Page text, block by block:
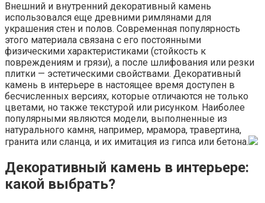
Внешний и внутренний декоративный камень
использовался еще древними римлянами для
украшения стен и полов. Современная популярность
этого материала связана с его постоянными
физическими характеристиками (стойкость к
повреждениям и грязи), а после шлифования или резки
плитки — эстетическими свойствами. Декоративный
камень в интерьере в настоящее время доступен в
бесчисленных версиях, которые отличаются не только
цветами, но также текстурой или рисунком. Наиболее
популярными являются модели, выполненные из
натурального камня, например, мрамора, травертина,
гранита или сланца, и их имитация из гипса или бетона.
Декоративный камень в интерьере:
какой выбрать?